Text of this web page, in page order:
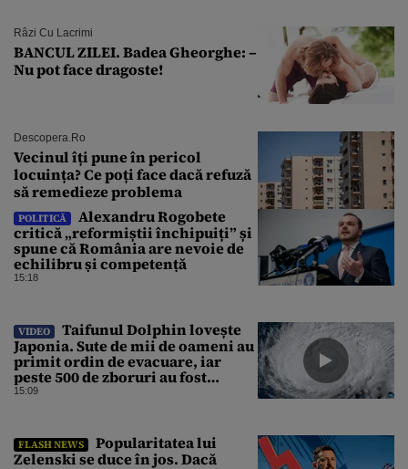
Râzi Cu Lacrimi
BANCUL ZILEI. Badea Gheorghe: –
Nu pot face dragoste!
Descopera.ro
Vecinul îți pune în pericol
locuința? Ce poți face dacă refuză
să remedieze problema
POLITICĂ
Alexandru Rogobete
critică „reformiștii închipuiți” și
spune că România are nevoie de
echilibru și competență
15:18
VIDEO
Taifunul Dolphin lovește
Japonia. Sute de mii de oameni au
primit ordin de evacuare, iar
peste 500 de zboruri au fost
anulate
15:09
FLASH NEWS
Popularitatea lui
Zelenski se duce în jos. Dacă